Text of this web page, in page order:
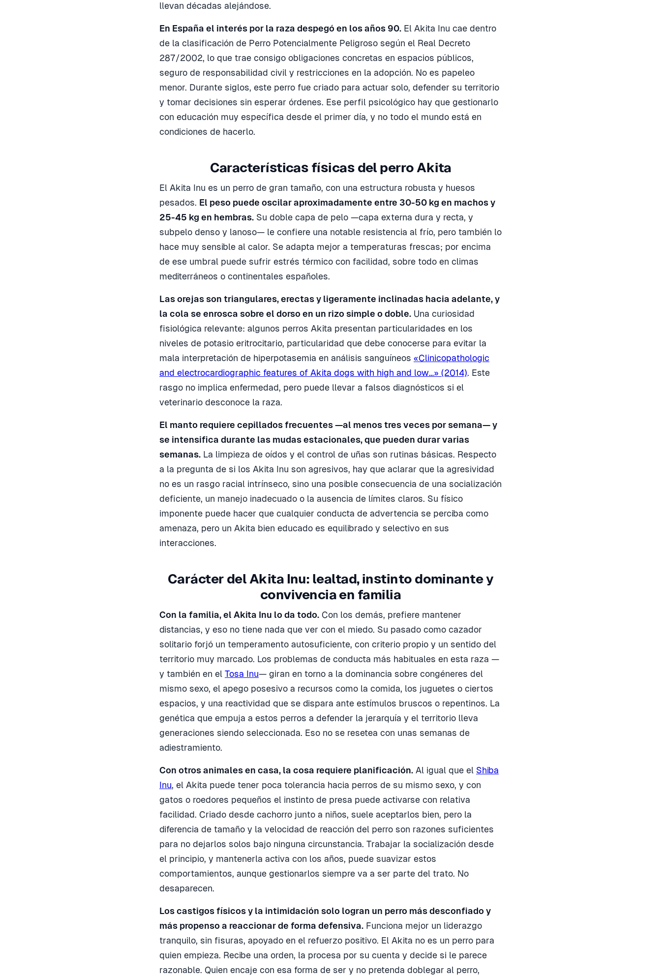
llevan décadas alejándose.
En España el interés por la raza despegó en los años 90. El Akita Inu cae dentro
de la clasificación de Perro Potencialmente Peligroso según el Real Decreto
287/2002, lo que trae consigo obligaciones concretas en espacios públicos,
seguro de responsabilidad civil y restricciones en la adopción. No es papeleo
menor. Durante siglos, este perro fue criado para actuar solo, defender su territorio
y tomar decisiones sin esperar órdenes. Ese perfil psicológico hay que gestionarlo
con educación muy específica desde el primer día, y no todo el mundo está en
condiciones de hacerlo.
Características físicas del perro Akita
El Akita Inu es un perro de gran tamaño, con una estructura robusta y huesos
pesados. El peso puede oscilar aproximadamente entre 30-50 kg en machos y
25-45 kg en hembras. Su doble capa de pelo —capa externa dura y recta, y
subpelo denso y lanoso— le confiere una notable resistencia al frío, pero también lo
hace muy sensible al calor. Se adapta mejor a temperaturas frescas; por encima
de ese umbral puede sufrir estrés térmico con facilidad, sobre todo en climas
mediterráneos o continentales españoles.
Las orejas son triangulares, erectas y ligeramente inclinadas hacia adelante, y
la cola se enrosca sobre el dorso en un rizo simple o doble. Una curiosidad
fisiológica relevante: algunos perros Akita presentan particularidades en los
niveles de potasio eritrocitario, particularidad que debe conocerse para evitar la
mala interpretación de hiperpotasemia en análisis sanguíneos «Clinicopathologic
and electrocardiographic features of Akita dogs with high and low…» (2014). Este
rasgo no implica enfermedad, pero puede llevar a falsos diagnósticos si el
veterinario desconoce la raza.
El manto requiere cepillados frecuentes —al menos tres veces por semana— y
se intensifica durante las mudas estacionales, que pueden durar varias
semanas. La limpieza de oídos y el control de uñas son rutinas básicas. Respecto
a la pregunta de si los Akita Inu son agresivos, hay que aclarar que la agresividad
no es un rasgo racial intrínseco, sino una posible consecuencia de una socialización
deficiente, un manejo inadecuado o la ausencia de límites claros. Su físico
imponente puede hacer que cualquier conducta de advertencia se perciba como
amenaza, pero un Akita bien educado es equilibrado y selectivo en sus
interacciones.
Carácter del Akita Inu: lealtad, instinto dominante y
convivencia en familia
Con la familia, el Akita Inu lo da todo. Con los demás, prefiere mantener
distancias, y eso no tiene nada que ver con el miedo. Su pasado como cazador
solitario forjó un temperamento autosuficiente, con criterio propio y un sentido del
territorio muy marcado. Los problemas de conducta más habituales en esta raza —
y también en el Tosa Inu— giran en torno a la dominancia sobre congéneres del
mismo sexo, el apego posesivo a recursos como la comida, los juguetes o ciertos
espacios, y una reactividad que se dispara ante estímulos bruscos o repentinos. La
genética que empuja a estos perros a defender la jerarquía y el territorio lleva
generaciones siendo seleccionada. Eso no se resetea con unas semanas de
adiestramiento.
Con otros animales en casa, la cosa requiere planificación. Al igual que el Shiba
Inu, el Akita puede tener poca tolerancia hacia perros de su mismo sexo, y con
gatos o roedores pequeños el instinto de presa puede activarse con relativa
facilidad. Criado desde cachorro junto a niños, suele aceptarlos bien, pero la
diferencia de tamaño y la velocidad de reacción del perro son razones suficientes
para no dejarlos solos bajo ninguna circunstancia. Trabajar la socialización desde
el principio, y mantenerla activa con los años, puede suavizar estos
comportamientos, aunque gestionarlos siempre va a ser parte del trato. No
desaparecen.
Los castigos físicos y la intimidación solo logran un perro más desconfiado y
más propenso a reaccionar de forma defensiva. Funciona mejor un liderazgo
tranquilo, sin fisuras, apoyado en el refuerzo positivo. El Akita no es un perro para
quien empieza. Recibe una orden, la procesa por su cuenta y decide si le parece
razonable. Quien encaje con esa forma de ser y no pretenda doblegar al perro,